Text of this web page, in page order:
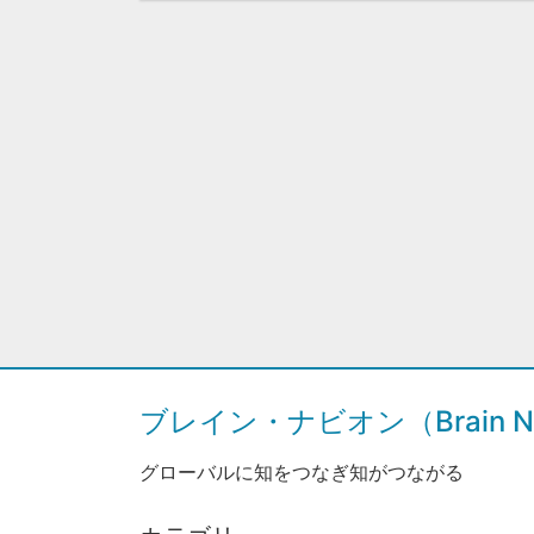
ブレイン・ナビオン（Brain
グローバルに知をつなぎ知がつながる